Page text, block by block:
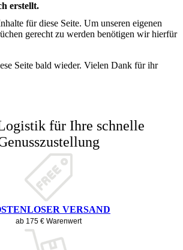
erstellt.
für diese Seite. Um unseren eigenen
gerecht zu werden benötigen wir hierfür
Seite bald wieder. Vielen Dank für ihr
für Ihre schnelle
VERSAND
ab 175 € Warenwert